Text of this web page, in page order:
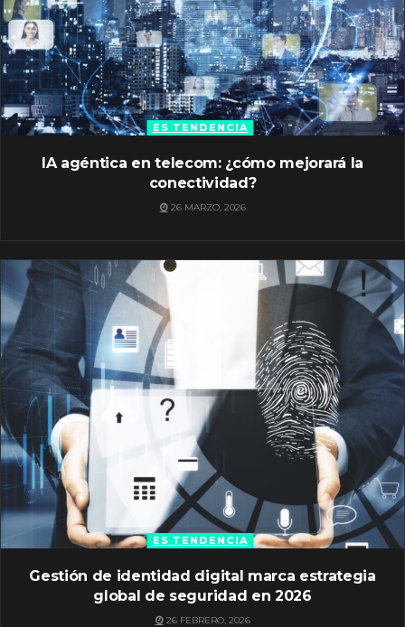
ES TENDENCIA
IA agéntica en telecom: ¿cómo mejorará la
conectividad?
26 MARZO, 2026
ES TENDENCIA
Gestión de identidad digital marca estrategia
global de seguridad en 2026
26 FEBRERO, 2026